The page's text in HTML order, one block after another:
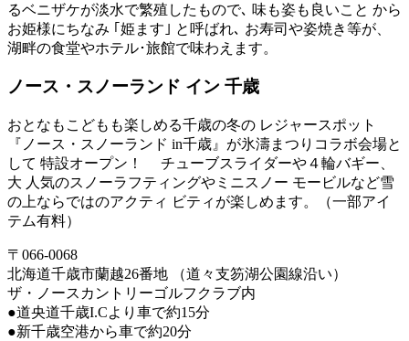
るベニザケが淡水で繁殖したもので､ 味も姿も良いこと から
お姫様にちなみ ｢姫ます｣ と呼ばれ､ お寿司や姿焼き等が、
湖畔の食堂やホテル･旅館で味わえます。
ノース・スノーランド イン 千歳
おとなもこどもも楽しめる千歳の冬の レジャースポット
『ノース・スノーランド in千歳』が氷濤まつりコラボ会場と
して 特設オープン！ チューブスライダーや４輪バギー、
大 人気のスノーラフティングやミニスノー モービルなど雪
の上ならではのアクティ ビティが楽しめます。（一部アイ
テム有料）
〒066-0068
北海道千歳市蘭越26番地 （道々支笏湖公園線沿い）
ザ・ノースカントリーゴルフクラブ内
●道央道千歳I.Cより車で約15分
●新千歳空港から車で約20分